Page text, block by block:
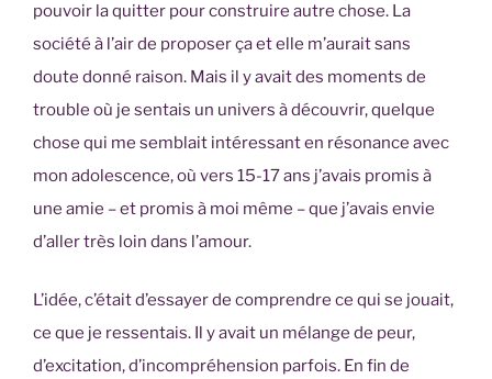
pouvoir la quitter pour construire autre chose. La
société à l’air de proposer ça et elle m’aurait sans
doute donné raison. Mais il y avait des moments de
trouble où je sentais un univers à découvrir, quelque
chose qui me semblait intéressant en résonance avec
mon adolescence, où vers 15-17 ans j’avais promis à
une amie – et promis à moi même – que j’avais envie
d’aller très loin dans l’amour.
L’idée, c’était d’essayer de comprendre ce qui se jouait,
ce que je ressentais. Il y avait un mélange de peur,
d’excitation, d’incompréhension parfois. En fin de